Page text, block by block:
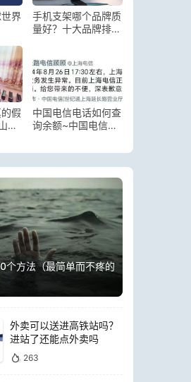
界
手机支架哪个品牌质
量好？十大品牌排行
假
西
”8
中国电信电话如何查
询余额~中国电信，
个方法（最简单而不疼的
外卖可以送进高铁站吗？
进站了还能点外卖吗
263